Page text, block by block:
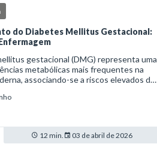
do Diabetes Mellitus Gestacional:
gestacional (DMG) representa uma
metabólicas mais frequentes na
associando-se a riscos elevados de
cenário, o enferm
12 min. 03 de abril de 2026